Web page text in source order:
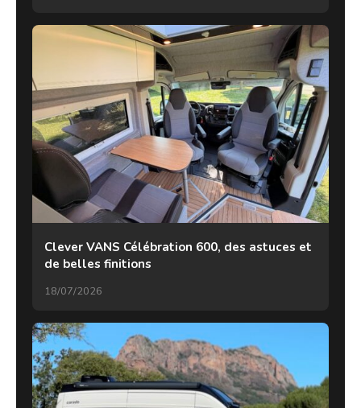
Clever VANS Célébration 600, des astuces et
de belles finitions
18/07/2026